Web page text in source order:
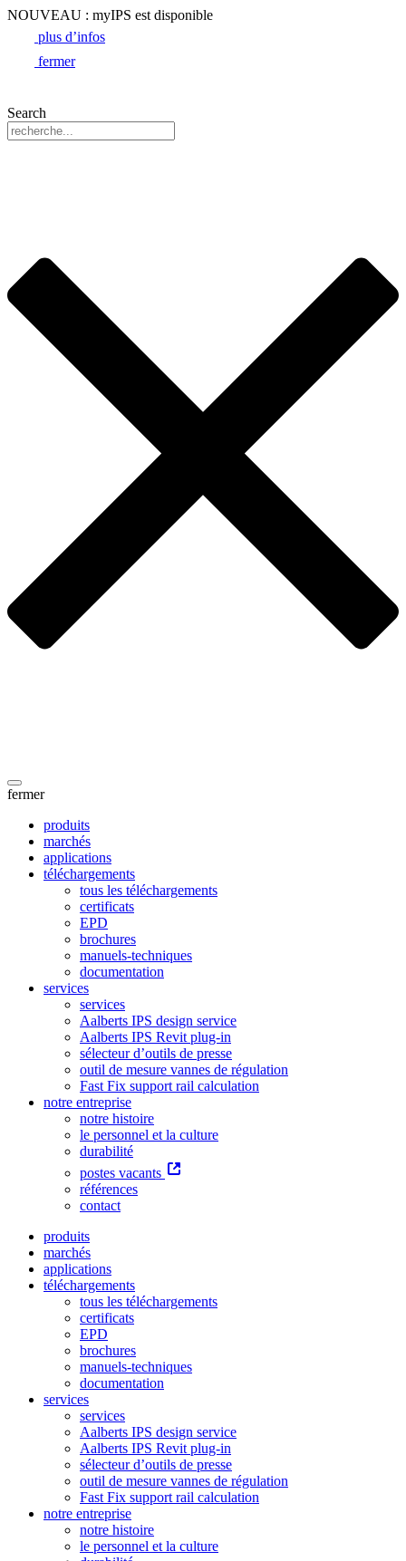
NOUVEAU : myIPS est disponible
plus d’infos
fermer
Search
fermer
produits
marchés
applications
téléchargements
tous les téléchargements
certificats
EPD
brochures
manuels-techniques
documentation
services
services
Aalberts IPS design service
Aalberts IPS Revit plug-in
sélecteur d’outils de presse
outil de mesure vannes de régulation
Fast Fix support rail calculation
notre entreprise
notre histoire
le personnel et la culture
durabilité
postes vacants
références
contact
produits
marchés
applications
téléchargements
tous les téléchargements
certificats
EPD
brochures
manuels-techniques
documentation
services
services
Aalberts IPS design service
Aalberts IPS Revit plug-in
sélecteur d’outils de presse
outil de mesure vannes de régulation
Fast Fix support rail calculation
notre entreprise
notre histoire
le personnel et la culture